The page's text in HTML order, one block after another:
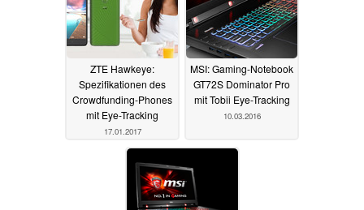
ZTE Hawkeye:
Spezifikationen des
Crowdfunding-Phones
mit Eye-Tracking
17.01.2017
MSI: Gaming-Notebook
GT72S Dominator Pro
mit Tobii Eye-Tracking
10.03.2016